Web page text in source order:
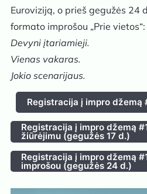
Euroviziją, o prieš gegužės 24
formato improšou „Prie vietos“:
Devyni įtariamieji.
Vienas vakaras.
Jokio scenarijaus.
Registracija į impro džemą
Registracija į impro džemą
žiūrėjimu (gegužės 17 d.)
Registracija į impro džemą
improšou (gegužės 24 d.)